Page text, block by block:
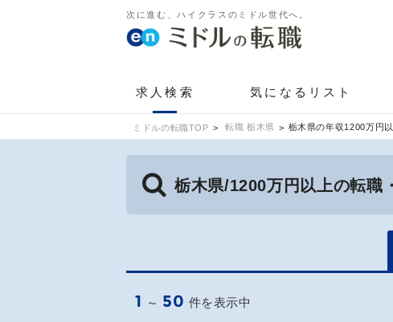
次に進む、ハイクラスのミドル世代へ。
求人検索 気になるリスト
ミドルの転職TOP 転職 栃木県 栃木県の年収1200万円
栃木県/1200万円以上の転職
1 ～ 50 件を表示中